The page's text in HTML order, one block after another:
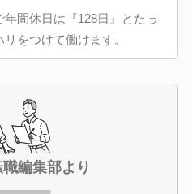
間休日は『128日』とたっ
をつけて働けます。
編集部より